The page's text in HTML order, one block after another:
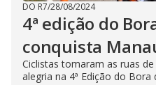
DO R7/28/08/2024
4ª edição do
conquista
Ciclistas tomaram as ruas
alegria na 4ª Edição do Bora